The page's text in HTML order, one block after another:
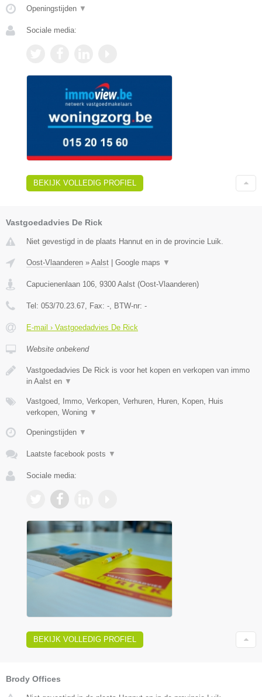
Openingstijden ▼
Sociale media:
BEKIJK VOLLEDIG PROFIEL
Vastgoedadvies De Rick
Niet gevestigd in de plaats Hannut en in de provincie Luik.
Oost-Vlaanderen » Aalst Google maps ▼
Capucienenlaan 106 9300 Aalst (Oost-Vlaanderen)
Tel: 053/70.23.67 , Fax: - , BTW-nr: -
E-mail › Vastgoedadvies De Rick
Website onbekend
Vastgoedadvies De Rick is voor het kopen en verkopen van immo
in Aalst en ▼
Vastgoed, Immo, Verkopen, Verhuren, Huren, Kopen, Huis
verkopen, Woning ▼
Openingstijden ▼
Laatste facebook posts ▼
Sociale media:
BEKIJK VOLLEDIG PROFIEL
Brody Offices